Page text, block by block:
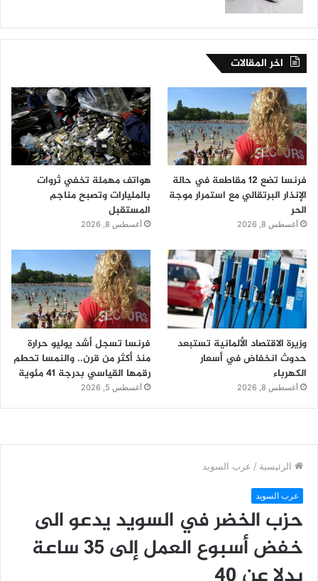
اخر المقالات
فرنسا تضع 12 مقاطعة في حالة
الإنذار البرتقالي مع استمرار موجة
الحر
أغسطس 8, 2026
هواتف مهملة تخفي ثروات
بالمليارات وتصبح مناجم
المستقبل
أغسطس 8, 2026
وزيرة الاقتصاد الألمانية تستبعد
حدوث انخفاض في أسعار
الكهرباء
أغسطس 8, 2026
فرنسا تسجل أشد يوليو حرارة
منذ أكثر من قرن.. والنمسا تحطم
رقمها القياسي بدرجة 41 مئوية
أغسطس 5, 2026